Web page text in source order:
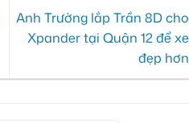
Anh Trường lắp Trần 8D cho
Xpander tại Quận 12 để xe
đẹp hơn